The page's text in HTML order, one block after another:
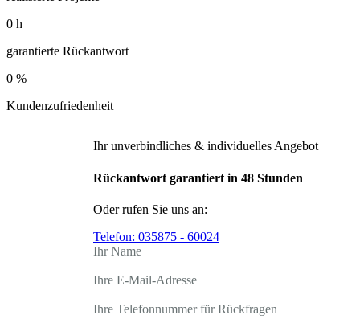
0 h
garantierte Rückantwort
0 %
Kundenzufriedenheit
Ihr unverbindliches & individuelles Angebot
Rückantwort garantiert in 48 Stunden
Oder rufen Sie uns an:
Telefon: 035875 - 60024
Ihr Name
Ihre E-Mail-Adresse
Ihre Telefonnummer für Rückfragen